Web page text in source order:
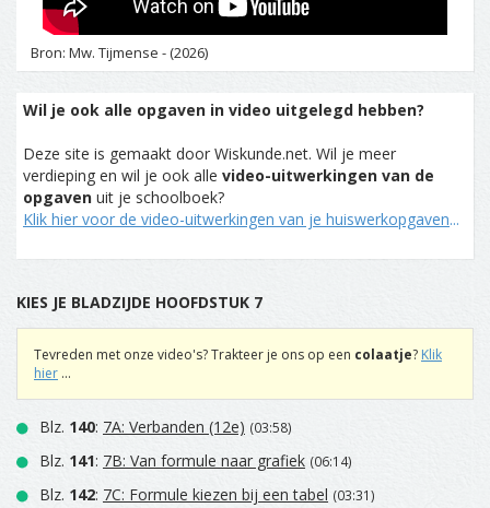
Bron: Mw. Tijmense - (2026)
Wil je ook alle opgaven in video uitgelegd hebben?
Deze site is gemaakt door Wiskunde.net. Wil je meer
verdieping en wil je ook alle video-uitwerkingen van de
opgaven uit je schoolboek?
Klik hier voor de video-uitwerkingen van je huiswerkopgaven...
KIES JE BLADZIJDE HOOFDSTUK 7
Tevreden met onze video's? Trakteer je ons op een colaatje? Klik
hier ...
Blz. 140: 7A: Verbanden (12e) (03:58)
Blz. 141: 7B: Van formule naar grafiek (06:14)
Blz. 142: 7C: Formule kiezen bij een tabel (03:31)